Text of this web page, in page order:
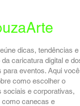
dicas, tendências e
caricatura digital e
para eventos. Aqui você
como escolher o
sociais e corporativas,
como canecas e